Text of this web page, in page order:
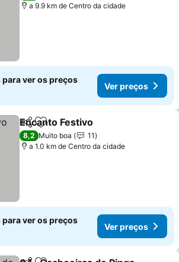
a 9.9 km de Centro da cidade
para ver os preços
Ver preços
PartilharAdicionar aos favoritos
Encanto Festivo
8,2 Muito boa
11
a 1.0 km de Centro da cidade
para ver os preços
Ver preços